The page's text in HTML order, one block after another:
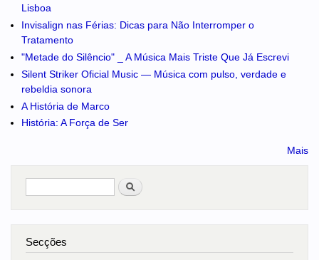
Lisboa
Invisalign nas Férias: Dicas para Não Interromper o
Tratamento
"Metade do Silêncio" _ A Música Mais Triste Que Já Escrevi
Silent Striker Oficial Music — Música com pulso, verdade e
rebeldia sonora
A História de Marco
História: A Força de Ser
Mais
Pesquisar
Secções